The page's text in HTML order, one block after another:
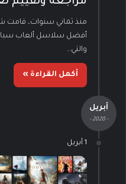
منذ ثماني سنوات، قامت
والتي…
أكمل القراءة »
أبريل
- 2020 -
1 أبريل